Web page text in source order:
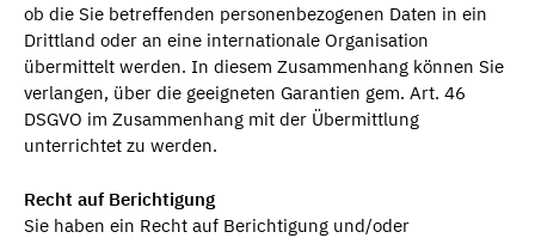
ob die Sie betreffenden personenbezogenen Daten in ein
Drittland oder an eine internationale Organisation
übermittelt werden. In diesem Zusammenhang können Sie
verlangen, über die geeigneten Garantien gem. Art. 46
DSGVO im Zusammenhang mit der Übermittlung
unterrichtet zu werden.
Recht auf Berichtigung
Sie haben ein Recht auf Berichtigung und/oder